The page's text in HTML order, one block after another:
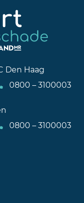
Den Haag
0800 – 3100003
0800 – 3100003